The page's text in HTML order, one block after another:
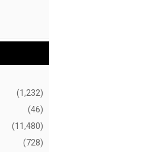
(1,232)
(46)
(11,480)
(728)